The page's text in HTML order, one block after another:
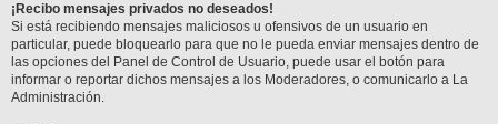
¡Recibo mensajes privados no deseados!
Si está recibiendo mensajes maliciosos u ofensivos de un usuario en
particular, puede bloquearlo para que no le pueda enviar mensajes dentro de
las opciones del Panel de Control de Usuario, puede usar el botón para
informar o reportar dichos mensajes a los Moderadores, o comunicarlo a La
Administración.